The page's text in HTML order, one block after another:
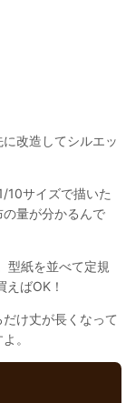
改造してシルエッ
10サイズで描いた
量が分かるんで
型紙を並べて定規
ばOK！
け丈が長くなって
。